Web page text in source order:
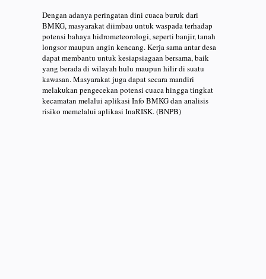
Dengan adanya peringatan dini cuaca buruk dari
BMKG, masyarakat diimbau untuk waspada terhadap
potensi bahaya hidrometeorologi, seperti banjir, tanah
longsor maupun angin kencang. Kerja sama antar desa
dapat membantu untuk kesiapsiagaan bersama, baik
yang berada di wilayah hulu maupun hilir di suatu
kawasan. Masyarakat juga dapat secara mandiri
melakukan pengecekan potensi cuaca hingga tingkat
kecamatan melalui aplikasi Info BMKG dan analisis
risiko memelalui aplikasi InaRISK. (BNPB)